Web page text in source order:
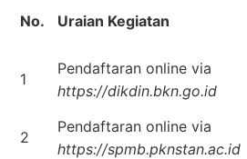
No. Uraian Kegiatan
1
Pendaftaran online via
https://dikdin.bkn.go.id
2
Pendaftaran online via
https://spmb.pknstan.ac.id